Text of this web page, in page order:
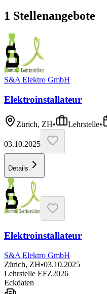
1 Stellenangebote
S&A Elektro GmbH
Elektroinstallateur
Zürich, ZH• Lehrstelle•
03.10.2025
Details
Elektroinstallateur
S&A Elektro GmbH
Zürich, ZH•03.10.2025
Lehrstelle EFZ2026
Eckdaten